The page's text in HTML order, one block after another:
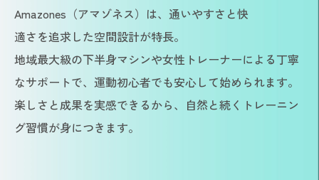
Amazones（アマゾネス）は、通いやすさと快
適さを追求した空間設計が特長。
地域最大級の下半身マシンや女性トレーナーによる丁寧
なサポートで、運動初心者でも安心して始められます。
楽しさと成果を実感できるから、自然と続くトレーニン
グ習慣が身につきます。